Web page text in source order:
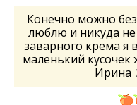
Конечно можно
люблю и никуда не
заварного крема я
маленький кусочек
Ирина